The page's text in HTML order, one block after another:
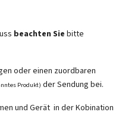
beachten Sie bitte
oder einen zuordbaren
Produkt) der Sendung bei.
und Gerät in der Kobination